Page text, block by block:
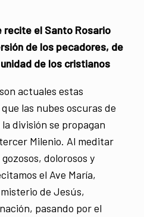
recite el Santo Rosario
de los pecadores, de
de los cristianos
actuales estas
las nubes oscuras de
división se propagan
Milenio. Al meditar
dolorosos y
el Ave María,
de Jesús,
pasando por el